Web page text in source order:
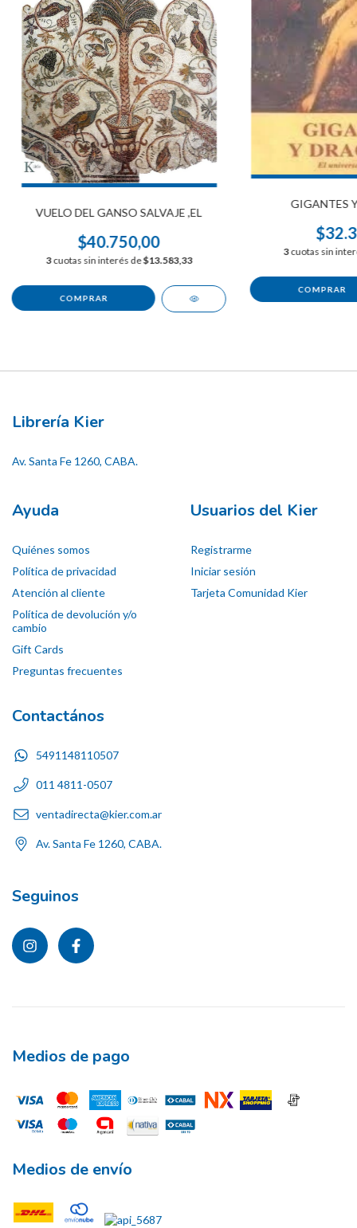
VUELO DEL GANSO SALVAJE ,EL
$40.750,00
3cuotas sin interés de$13.583,33
GIGANTES
3cuotas sin
Librería Kier
Av. Santa Fe 1260, CABA.
Ayuda
Quiénes somos
Política de privacidad
Atención al cliente
Política de devolución y/o
cambio
Gift Cards
Preguntas frecuentes
Usuarios del Kier
Registrarme
Iniciar sesión
Tarjeta Comunidad Kier
Contactános
5491148110507
011 4811-0507
ventadirecta@kier.com.ar
Av. Santa Fe 1260, CABA.
Seguinos
Medios de pago
Medios de envío